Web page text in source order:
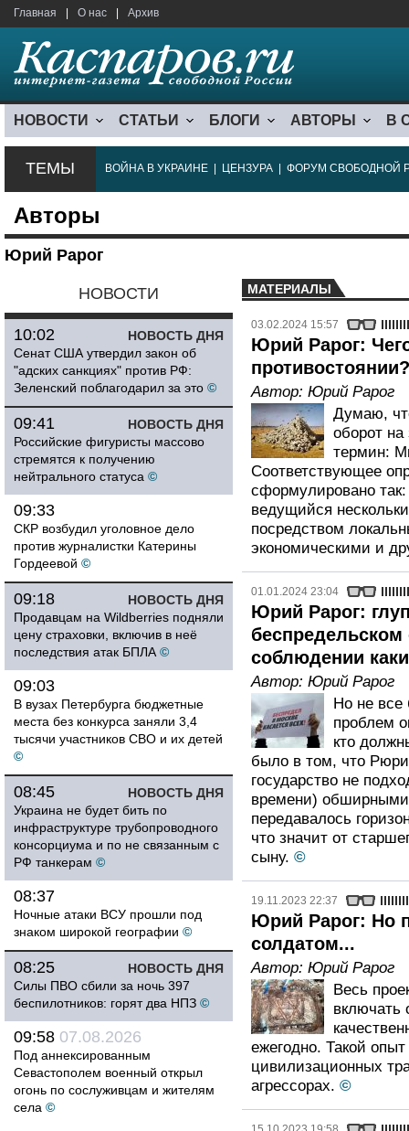
Главная О нас Архив
НОВОСТИ СТАТЬИ БЛОГИ АВТОРЫ В
ТЕМЫ ВОЙНА В УКРАИНЕ ЦЕНЗУРА ФОРУМ СВОБОДНОЙ
Авторы
Юрий Рарог
НОВОСТИ
НОВОСТЬ ДНЯ
10:02
Сенат США утвердил закон об
"адских санкциях" против РФ:
Зеленский поблагодарил за это ©
НОВОСТЬ ДНЯ
09:41
Российские фигуристы массово
стремятся к получению
нейтрального статуса ©
09:33
СКР возбудил уголовное дело
против журналистки Катерины
Гордеевой ©
НОВОСТЬ ДНЯ
09:18
Продавцам на Wildberries подняли
цену страховки, включив в неё
последствия атак БПЛА ©
09:03
В вузах Петербурга бюджетные
места без конкурса заняли 3,4
тысячи участников СВО и их детей
©
НОВОСТЬ ДНЯ
08:45
Украина не будет бить по
инфраструктуре трубопроводного
консорциума и по не связанным с
РФ танкерам ©
08:37
Ночные атаки ВСУ прошли под
знаком широкой географии ©
НОВОСТЬ ДНЯ
08:25
Силы ПВО сбили за ночь 397
беспилотников: горят два НПЗ ©
09:58 07.08.2026
Под аннексированным
Севастополем военный открыл
огонь по сослуживцам и жителям
села ©
МАТЕРИАЛЫ
03.02.2024 15:57
Юрий Рарог:
противостоянии?
Автор: Юрий Рарог
Думаю,
оборот на
термин:
Соответствующее
сформулировано
ведущийся
посредством
экономическими и
01.01.2024 23:04
Юрий Рарог:
беспредельском
соблюдении
Автор: Юрий Рарог
Но не все
проблем
кто
было в том, что
государство не
времени)
передавалось
что значит от
сыну. ©
19.11.2023 22:37
Юрий Рарог: Но
солдатом...
Автор: Юрий Рарог
Весь
включать
ежегодно. Такой
цивилизационных
агрессорах. ©